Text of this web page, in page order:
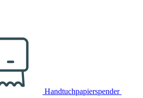
Handtuchpapierspender